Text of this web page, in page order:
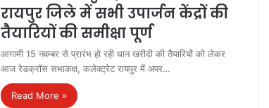
रायपुर जिले में सभी उपार्जन केंद्रों की
तैयारियों की समीक्षा पूर्ण
आगामी 15 नवम्बर से प्रारंभ हो रही धान खरीदी की तैयारियों को लेकर
आज रेडक्रॉस सभाकक्ष, कलेक्ट्रेट रायपुर में अपर…
Read More »